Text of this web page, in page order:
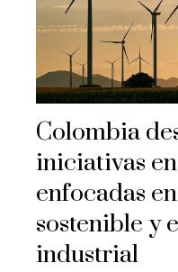
Colombia
iniciativas
enfocadas
sostenible y
industrial